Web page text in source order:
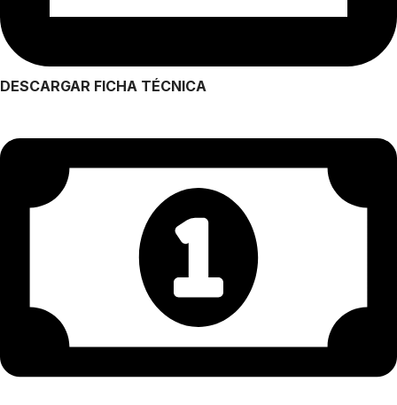
DESCARGAR FICHA TÉCNICA